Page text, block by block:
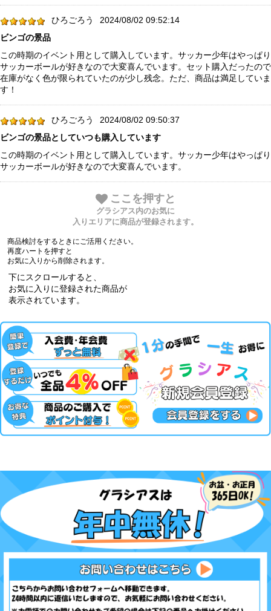
ひろごろう
2024/08/02 09:52:14
ビンゴの景品
この時期のイベント用として購入しています。サッカー少年はやっぱり
サッカーボールが好きなので大変喜んでいます。セット購入だったので
在庫がなく色が限られていたのが少し残念。ただ、商品は満足していま
す！
ひろごろう
2024/08/02 09:50:37
ビンゴの景品としていつも購入しています
この時期のイベント用として購入しています。サッカー少年はやっぱり
サッカーボールが好きなので大変喜んでいます。
ここを押すと
グラシアス内のお気に
入りエリアに商品が登録されます。
商品検討をするときにご活用ください。
再度ハートを押すと
お気に入りから削除されます。
下にスクロールすると、
お気に入りに登録された商品が
表示されています。